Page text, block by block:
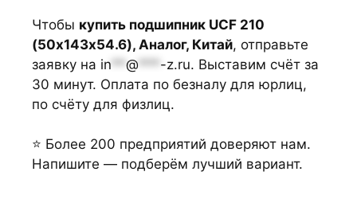
Чтобы купить подшипник UCF 210
(50х143х54.6), Аналог, Китай, отправьте
заявку на in ** @ *** -z.ru. Выставим счёт за
30 минут. Оплата по безналу для юрлиц,
по счёту для физлиц.
⭐ Более 200 предприятий доверяют нам.
Напишите — подберём лучший вариант.